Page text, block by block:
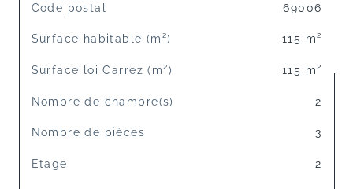
TRAD_SIROCCO_Caracteristique
Code postal 69006
Surface habitable (m²) 115 m²
Surface loi Carrez (m²) 115 m²
Nombre de chambre(s) 2
Nombre de pièces 3
Etage 2